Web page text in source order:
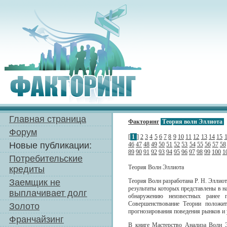
Главная страница
Форум
Новые публикации:
Потребительские
кредиты
Заемщик не
выплачивает долг
Золото
Франчайзинг
Факторинг Теория волн Эллиота
[ 1 ] 2 3 4 5 6 7 8 9 10 11 12 13 14 15
46 47 48 49 50 51 52 53 54 55 56 57 58
89 90 91 92 93 94 95 96 97 98 99 100
Теория Волн Эллиота
Теория Волн разработана Р. Н.
результаты которых представлены в
обнаружению неизвестных
Совершенствование Теории
прогнозирования поведения рынков
В книге Мастерство Анализа Волн